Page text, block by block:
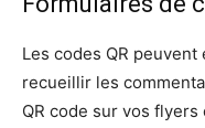
Les codes QR
recueillir les
QR code sur vos